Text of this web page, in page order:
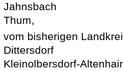
Jahnsbach
Thum,
vom bisherigen
Dittersdorf
Kleinolbersdorf-